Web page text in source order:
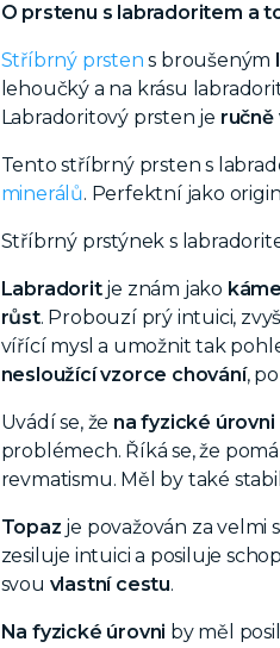
O prstenu s labradoritem a
Stříbrný prsten s broušeným
lehoučký a na krásu
Labradoritový prsten je ručně
Tento stříbrný prsten s
minerálů. Perfektní jako
Stříbrný prstýnek s
Labradoritje znám jako
růst. Probouzí prý intuici,
vířící mysl a umožnit tak
nesloužící vzorce chování,
Uvádí se, že na fyzické úrovni
problémech. Říká se, že
revmatismu. Měl by také
Topaz je považován za velmi
zesiluje intuici a posiluje
svou vlastní cestu.
Na fyzické úrovni by měl